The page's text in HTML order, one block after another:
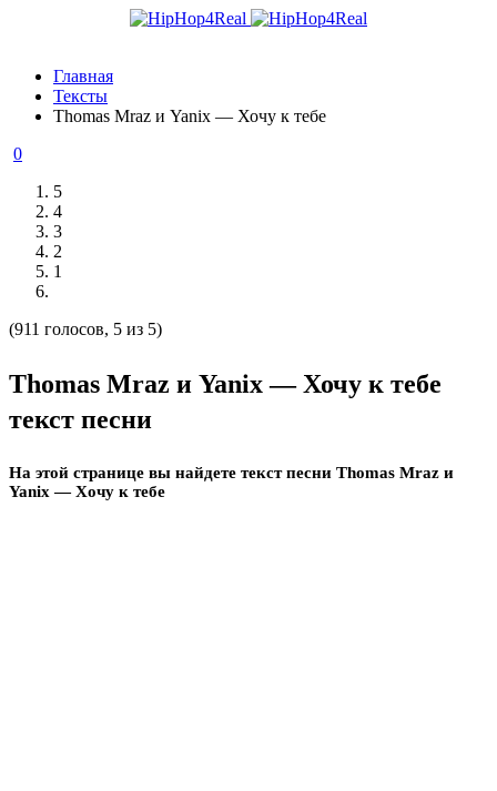
Главная
Тексты
Thomas Mraz и Yanix — Хочу к тебе
0
5
4
3
2
1
(911 голосов, 5 из 5)
Thomas Mraz и Yanix — Хочу к тебе
текст песни
На этой странице вы найдете текст песни Thomas Mraz и
Yanix — Хочу к тебе